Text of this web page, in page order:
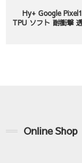
Hy+ Google
TPU ソフト 耐衝撃
Online Shop